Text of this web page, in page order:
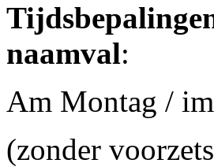
naamval:
Am Montag /
(zonder